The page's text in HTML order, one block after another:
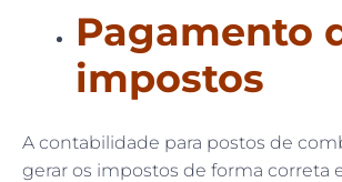
Pagamento
impostos
A contabilidade para postos de
gerar os impostos de forma correta